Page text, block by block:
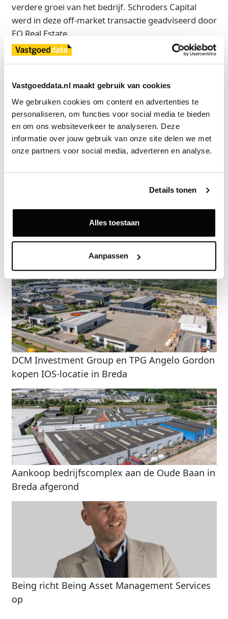
Vastgoeddata.nl maakt gebruik van cookies
We gebruiken cookies om content en advertenties te
personaliseren, om functies voor social media te bieden
en om ons websiteverkeer te analyseren. Deze
informatie over jouw gebruik van onze site delen we met
onze partners voor social media, adverteren en analyse.
Details tonen
Alles toestaan
Aanpassen
verdere groei van het bedrijf. Schroders Capital
werd in deze off-market transactie geadviseerd door
EQ Real Estate.
Bron
Exclusief voor licentiehouders
Zie direct welke partijen en panden betrokken zijn bij dit nieuws.
Deze informatie is alleen beschikbaar voor licentiehouders van
Vastgoeddata.
Gerelateerde nieuwsberichten
DCM Investment Group en TPG Angelo Gordon
kopen IOS-locatie in Breda
Aankoop bedrijfscomplex aan de Oude Baan in
Breda afgerond
Being richt Being Asset Management Services
op